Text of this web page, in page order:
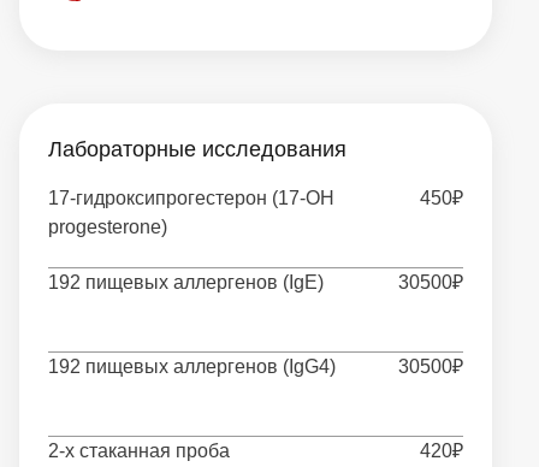
Лабораторные исследования
17-гидроксипрогестерон (17-OH
progesterone)
450₽
192 пищевых аллергенов (IgE) 30500₽
192 пищевых аллергенов (IgG4) 30500₽
2-х стаканная проба 420₽